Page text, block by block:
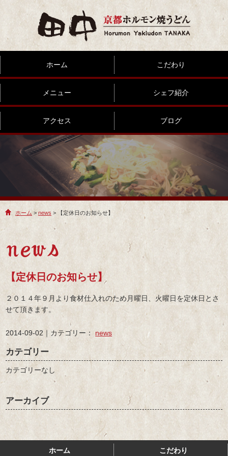
ホーム こだわり
メニュー シェフ紹介
アクセス ブログ
ホーム > news > 【定休日のお知らせ】
【定休日のお知らせ】
２０１４年９月より食材仕入れのため月曜日、火曜日を定休日とさ
せて頂きます。
2014-09-02｜カテゴリー： news
カテゴリー
カテゴリーなし
アーカイブ
ホーム こだわり